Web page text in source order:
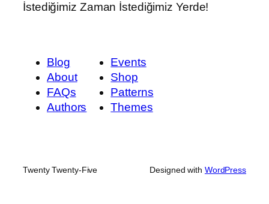
İstediğimiz Zaman İstediğimiz Yerde!
Blog
About
FAQs
Authors
Events
Shop
Patterns
Themes
Twenty Twenty-Five Designed with WordPress